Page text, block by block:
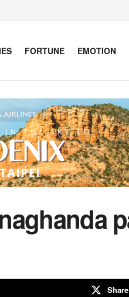
FORTUNE EMOTION